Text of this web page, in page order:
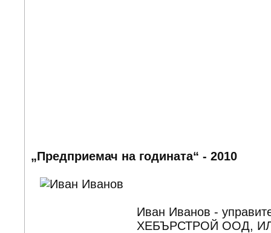
„Предприемач на годината“ - 2010
Иван Иванов -
ХЕБЪРСТРОЙ ООД,